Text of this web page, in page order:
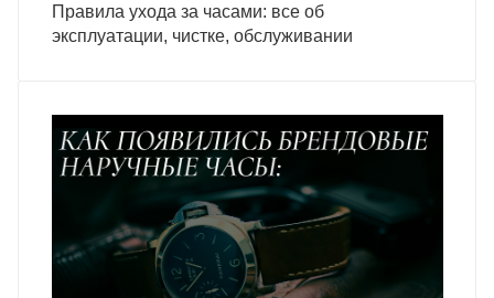
Правила ухода за часами: все об
эксплуатации, чистке, обслуживании